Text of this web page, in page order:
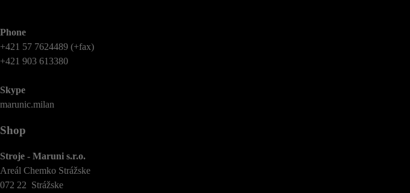
Phone
+421 57 7624489 (+fax)
+421 903 613380
Skype
marunic.milan
Shop
Stroje - Maruni s.r.o.
Areál Chemko Strážske
072 22 Strážske